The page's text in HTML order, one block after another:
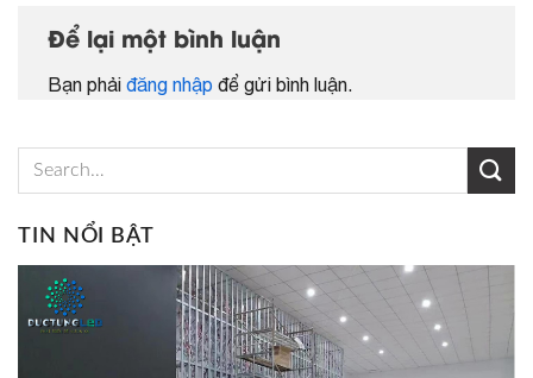
Để lại một bình luận
Bạn phải đăng nhập để gửi bình luận.
TIN NỔI BẬT